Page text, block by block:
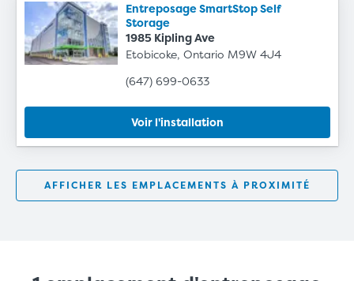
Entreposage SmartStop Self
Storage
1985 Kipling Ave
Etobicoke, Ontario M9W 4J4
(647) 699-0633
Voir l'installation
AFFICHER LES EMPLACEMENTS À PROXIMITÉ